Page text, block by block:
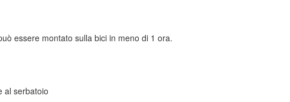
essere montato sulla bici in meno di 1 ora.
al serbatoio